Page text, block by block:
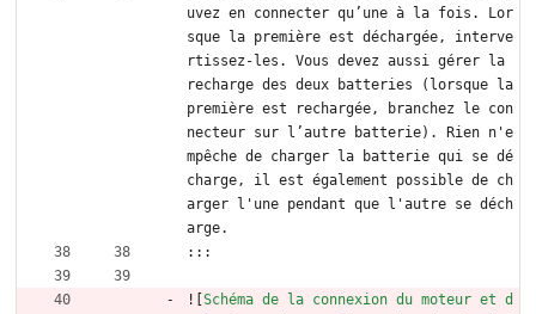
uvez en connecter qu’une à la fois. Lor
sque la première est déchargée, interve
rtissez-les. Vous devez aussi gérer la
recharge des deux batteries (lorsque la
première est rechargée, branchez le con
necteur sur l’autre batterie). Rien n'e
mpêche de charger la batterie qui se dé
charge, il est également possible de ch
arger l'une pendant que l'autre se déch
arge.
:::
![ Schéma de la connexion du moteur et d